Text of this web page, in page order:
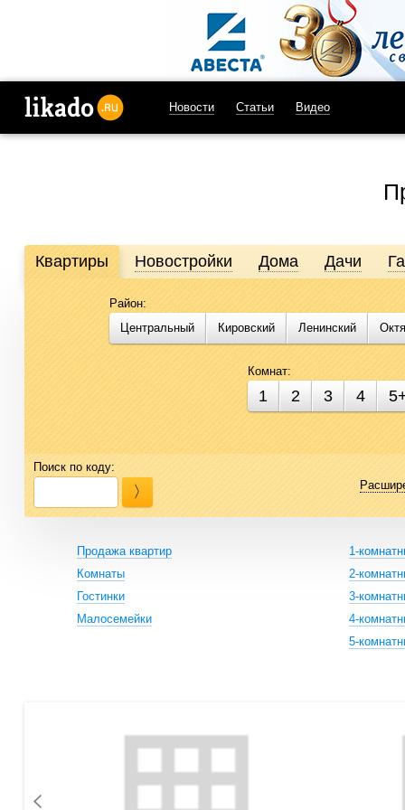
Новости Статьи Видео
Продажа и аренда недвижимости в Омске
Likado.ru – сайт актуальных и достоверных объявлений по
подобрать помещение для бизнеса стало проще.
Квартиры Новостройки Дома Дачи
Район:
Центральный Кировский Ленинский
Комнат:
1 2 3 4
Поиск по коду:
Продажа квартир
Комнаты
Гостинки
Малосемейки
1-
2-
3-
4-
5-